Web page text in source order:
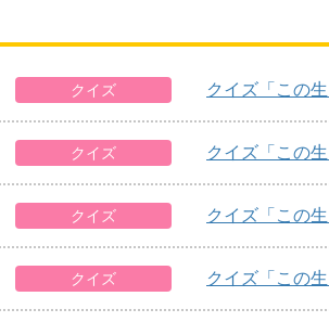
クイズ クイズ「この生
クイズ クイズ「この生
クイズ クイズ「この生
クイズ クイズ「この生